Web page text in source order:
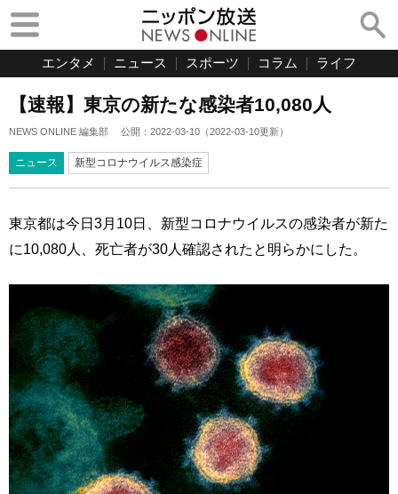
エンタメ ニュース スポーツ コラム ライフ
【速報】東京の新たな感染者10,080人
NEWS ONLINE 編集部 公開： 2022-03-10 （2022-03-10更新）
ニュース 新型コロナウイルス感染症
東京都は今日3月10日、新型コロナウイルスの感染者が新た
に10,080人、死亡者が30人確認されたと明らかにした。